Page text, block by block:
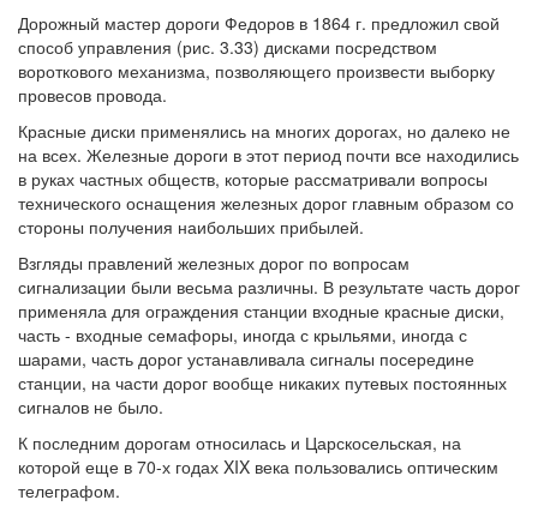
Дорожный мастер дороги Федоров в 1864 г. предложил свой
способ управления (рис. 3.33) дисками посредством
вороткового механизма, позволяющего произвести выборку
провесов провода.
Красные диски применялись на многих дорогах, но далеко не
на всех. Железные дороги в этот период почти все находились
в руках частных обществ, которые рассматривали вопросы
технического оснащения железных дорог главным образом со
стороны получения наибольших прибылей.
Взгляды правлений железных дорог по вопросам
сигнализации были весьма различны. В результате часть дорог
применяла для ограждения станции входные красные диски,
часть - входные семафоры, иногда с крыльями, иногда с
шарами, часть дорог устанавливала сигналы посередине
станции, на части дорог вообще никаких путевых постоянных
сигналов не было.
К последним дорогам относилась и Царскосельская, на
которой еще в 70-х годах XIX века пользовались оптическим
телеграфом.